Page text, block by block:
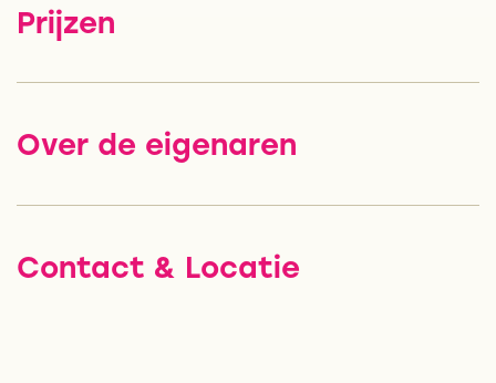
Prijzen
Over de eigenaren
Contact & Locatie